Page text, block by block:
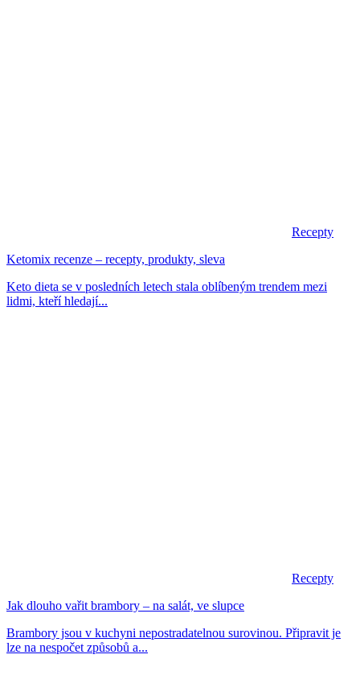
Recepty
Ketomix recenze – recepty, produkty, sleva
Keto dieta se v posledních letech stala oblíbeným trendem mezi
lidmi, kteří hledají...
Recepty
Jak dlouho vařit brambory – na salát, ve slupce
Brambory jsou v kuchyni nepostradatelnou surovinou. Připravit je
lze na nespočet způsobů a...